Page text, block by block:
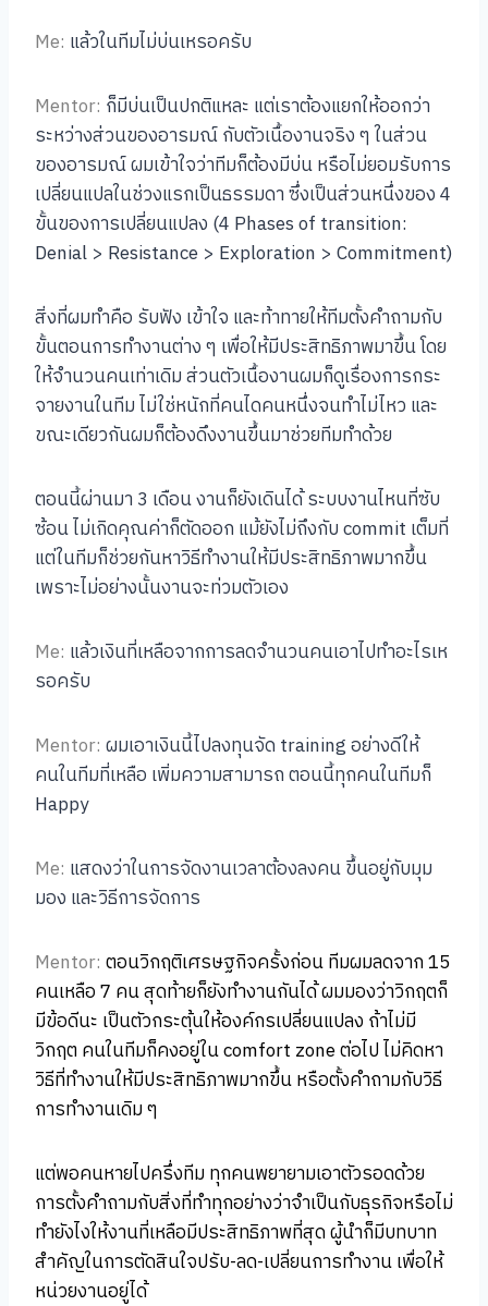
Me: แล้วในทีมไม่บ่นเหรอครับ
Mentor: ก็มีบ่นเป็นปกติแหละ แต่เราต้องแยกให้ออกว่า
ระหว่างส่วนของอารมณ์ กับตัวเนื้องานจริง ๆ ในส่วน
ของอารมณ์ ผมเข้าใจว่าทีมก็ต้องมีบ่น หรือไม่ยอมรับการ
เปลี่ยนแปลในช่วงแรกเป็นธรรมดา ซึ่งเป็นส่วนหนึ่งของ 4
ขั้นของการเปลี่ยนแปลง (4 Phases of transition:
Denial > Resistance > Exploration > Commitment)
สิ่งที่ผมทำคือ รับฟัง เข้าใจ และท้าทายให้ทีมตั้งคำถามกับ
ขั้นตอนการทำงานต่าง ๆ เพื่อให้มีประสิทธิภาพมาขึ้น โดย
ให้จำนวนคนเท่าเดิม ส่วนตัวเนื้องานผมก็ดูเรื่องการกระ
จายงานในทีม ไม่ใช่หนักที่คนไดคนหนึ่งจนทำไม่ไหว และ
ขณะเดียวกันผมก็ต้องดึงงานขึ้นมาช่วยทีมทำด้วย
ตอนนี้ผ่านมา 3 เดือน งานก็ยังเดินได้ ระบบงานไหนที่ซับ
ซ้อน ไม่เกิดคุณค่าก็ตัดออก แม้ยังไม่ถึงกับ commit เต็มที่
แต่ในทีมก็ช่วยกันหาวิธีทำงานให้มีประสิทธิภาพมากขึ้น
เพราะไม่อย่างนั้นงานจะท่วมตัวเอง
Me: แล้วเงินที่เหลือจากการลดจำนวนคนเอาไปทำอะไรเห
รอครับ
Mentor: ผมเอาเงินนี้ไปลงทุนจัด training อย่างดีให้
คนในทีมที่เหลือ เพิ่มความสามารถ ตอนนี้ทุกคนในทีมก็
Happy
Me: แสดงว่าในการจัดงานเวลาต้องลงคน ขึ้นอยู่กับมุม
มอง และวิธีการจัดการ
Mentor: ตอนวิกฤติเศรษฐกิจครั้งก่อน ทีมผมลดจาก 15
คนเหลือ 7 คน สุดท้ายก็ยังทำงานกันได้ ผมมองว่าวิกฤตก็
มีข้อดีนะ เป็นตัวกระตุ้นให้องค์กรเปลี่ยนแปลง ถ้าไม่มี
วิกฤต คนในทีมก็คงอยู่ใน comfort zone ต่อไป ไม่คิดหา
วิธีที่ทำงานให้มีประสิทธิภาพมากขึ้น หรือตั้งคำถามกับวิธี
การทำงานเดิม ๆ
แต่พอคนหายไปครึ่งทีม ทุกคนพยายามเอาตัวรอดด้วย
การตั้งคำถามกับสิ่งที่ทำทุกอย่างว่าจำเป็นกับธุรกิจหรือไม่
ทำยังไงให้งานที่เหลือมีประสิทธิภาพที่สุด ผู้นำก็มีบทบาท
สำคัญในการตัดสินใจปรับ-ลด-เปลี่ยนการทำงาน เพื่อให้
หน่วยงานอยู่ได้